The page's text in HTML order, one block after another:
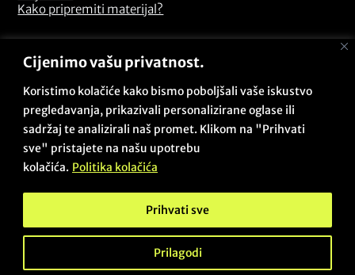
Cijenimo vašu privatnost.
Koristimo kolačiće kako bismo poboljšali vaše iskustvo
pregledavanja, prikazivali personalizirane oglase ili
sadržaj te analizirali naš promet. Klikom na "Prihvati
sve" pristajete na našu upotrebu
kolačića. Politika kolačića
Prilagodi
Prihvati sve
Kako pripremiti materijal?
Odredbe i uvjeti
Pitanja i odgovori
Opći uvjeti poslovanja
Sigurnosna politika
Politika kolačića
Politika privatnosti
Povrati i reklamacije
Copyright © 2026 - Beta Zadar PRO / Sva prava pridržana /
Des & dev:@projectby.it